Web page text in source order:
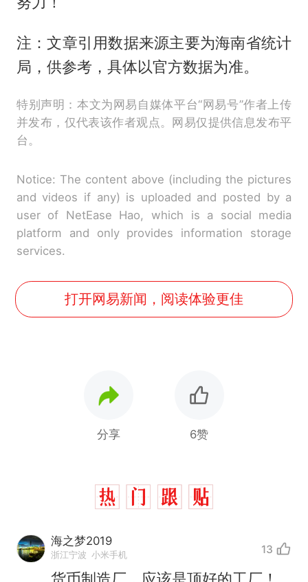
注：文章引用数据来源主要为海南省统计
局，供参考，具体以官方数据为准。
特别声明：本文为网易自媒体平台“网易号”作者上传
并发布，仅代表该作者观点。网易仅提供信息发布平
台。
Notice: The content above (including the pictures
and videos if any) is uploaded and posted by a
user of NetEase Hao, which is a social media
platform and only provides information storage
services.
打开网易新闻，阅读体验更佳
分享 6赞
海之梦2019
浙江宁波 小米手机 13
货币制造厂，应该是顶好的工厂！